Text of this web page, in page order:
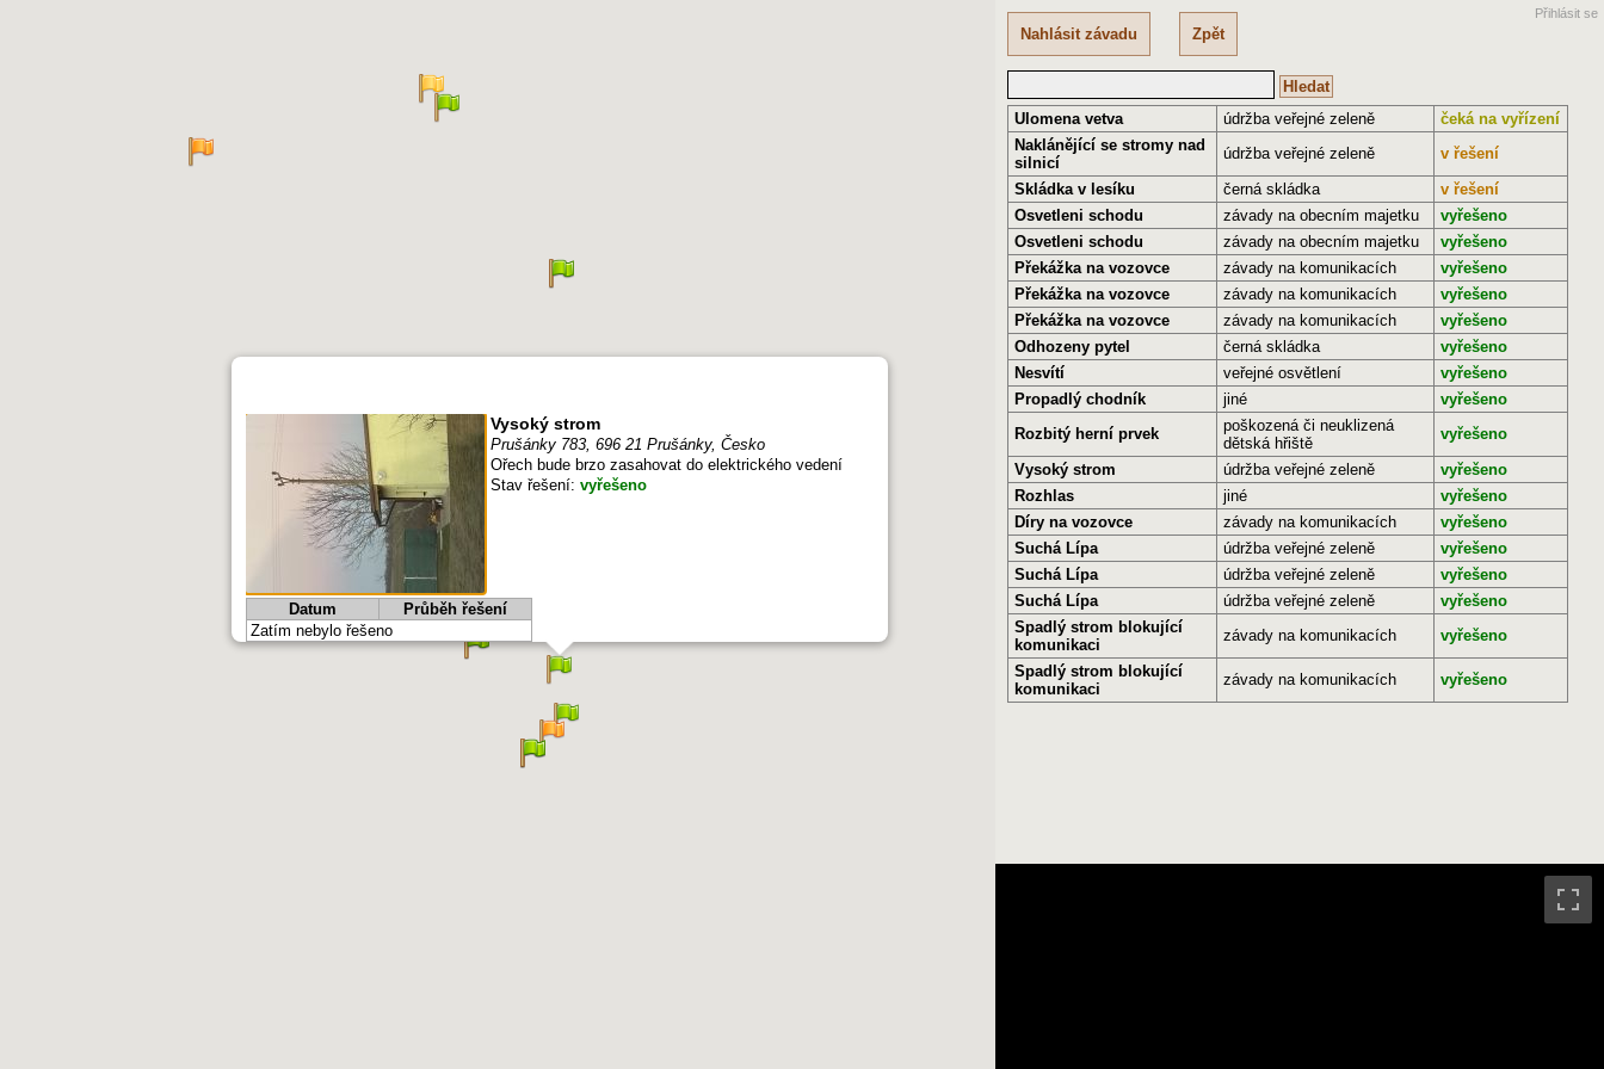
Přihlásit se
Nahlásit závadu Zpět
Ulomena vetva údržba veřejné zeleně
čeká na vyřízení
Naklánějící se stromy nad
silnicí
údržba veřejné zeleně
v řešení
Skládka v lesíku
černá skládka
v řešení
Osvetleni schodu
závady na obecním majetku
vyřešeno
Osvetleni schodu
závady na obecním majetku
vyřešeno
Překážka na vozovce
závady na komunikacích
vyřešeno
Překážka na vozovce
závady na komunikacích
vyřešeno
Překážka na vozovce
závady na komunikacích
vyřešeno
Odhozeny pytel
černá skládka
vyřešeno
Nesvítí
veřejné osvětlení
vyřešeno
Propadlý chodník
jiné
vyřešeno
Rozbitý herní prvek
poškozená či neuklizená
dětská hřiště
vyřešeno
Vysoký strom
údržba veřejné zeleně
vyřešeno
Rozhlas
jiné
vyřešeno
Díry na vozovce
závady na komunikacích
vyřešeno
Suchá Lípa
údržba veřejné zeleně
vyřešeno
Suchá Lípa
údržba veřejné zeleně
vyřešeno
Suchá Lípa
údržba veřejné zeleně
vyřešeno
Spadlý strom blokující
komunikaci
závady na komunikacích
vyřešeno
Spadlý strom blokující
komunikaci
závady na komunikacích vyřešeno
Vysoký strom
Prušánky 783, 696 21 Prušánky, Česko
Ořech bude brzo zasahovat do elektrického vedení
Stav řešení: vyřešeno
Datum
Průběh řešení
Zatím nebylo řešeno